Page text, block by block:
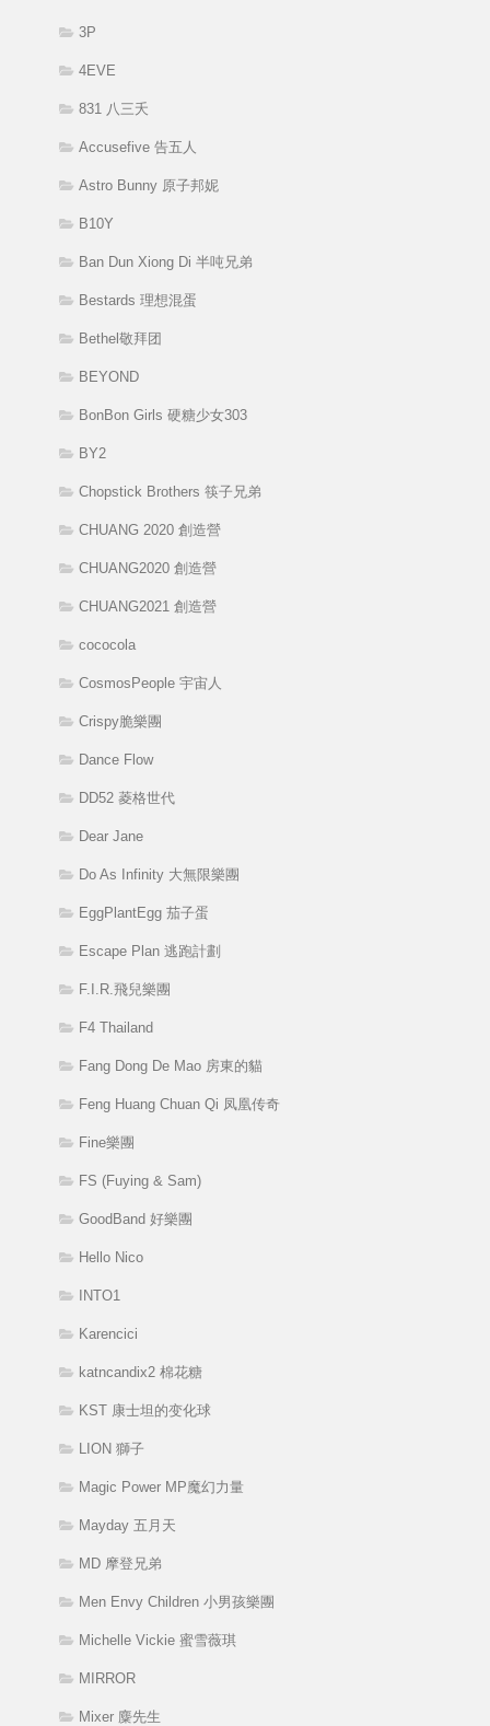
3P
4EVE
831 八三夭
Accusefive 告五人
Astro Bunny 原子邦妮
B10Y
Ban Dun Xiong Di 半吨兄弟
Bestards 理想混蛋
Bethel敬拜团
BEYOND
BonBon Girls 硬糖少女303
BY2
Chopstick Brothers 筷子兄弟
CHUANG 2020 創造營
CHUANG2020 創造營
CHUANG2021 創造營
cococola
CosmosPeople 宇宙人
Crispy脆樂團
Dance Flow
DD52 菱格世代
Dear Jane
Do As Infinity 大無限樂團
EggPlantEgg 茄子蛋
Escape Plan 逃跑計劃
F.I.R.飛兒樂團
F4 Thailand
Fang Dong De Mao 房東的貓
Feng Huang Chuan Qi 凤凰传奇
Fine樂團
FS (Fuying & Sam)
GoodBand 好樂團
Hello Nico
INTO1
Karencici
katncandix2 棉花糖
KST 康士坦的变化球
LION 獅子
Magic Power MP魔幻力量
Mayday 五月天
MD 摩登兄弟
Men Envy Children 小男孩樂團
Michelle Vickie 蜜雪薇琪
MIRROR
Mixer 麋先生